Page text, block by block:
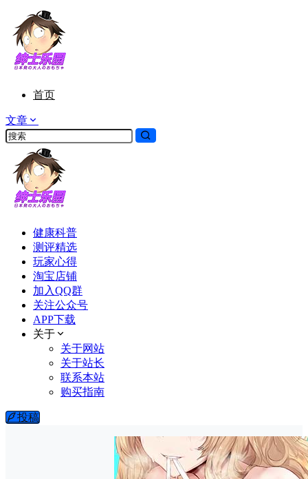
首页
文章
健康科普
测评精选
玩家心得
淘宝店铺
加入QQ群
关注公众号
APP下载
关于
关于网站
关于站长
联系本站
购买指南
投稿